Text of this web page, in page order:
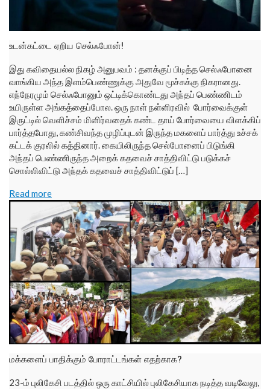
உடன்கட்டை ஏறிய செல்ஃபோன்!
இது கவிதையல்ல நிகழ் அனுபவம் : தனக்குப் பிடித்த செல்ஃபோனை
வாங்கிய அந்த இளம்பெண்ணுக்கு அதுவே மூச்சுக்கு நிகரானது.
எந்நேரமும் செல்ஃபோனும் ஒட்டிக்கொண்டது அந்தப் பெண்ணிடம்
உயிருள்ள அங்கத்தைப்போல. ஒரு நாள் நள்ளிரவில் போர்வைக்குள்
இருட்டில் வெளிச்சம் மிளிர்வதைக் கண்ட தாய் போர்வையை விளக்கிப்
பார்த்தபோது, கண்சிவந்த முழிப்புடன் இருந்த மகளைப் பார்த்து உச்சக்
கட்டக் குரலில் கத்தினார். கையிலிருந்த செல்போனைப் பிடுங்கி
அந்தப் பெண்ணிருந்த அறைக் கதவைச் சாத்திவிட்டு படுக்கச்
சொல்லிவிட்டு அந்தக் கதவைச் சாத்திவிட்டுப் […]
Read more
மக்களைப் பாதிக்கும் போராட்டங்கள் எதற்காக?
23-ம் புலிகேசி படத்தில் ஒரு காட்சியில் புலிகேசியாக நடித்த வடிவேலு,